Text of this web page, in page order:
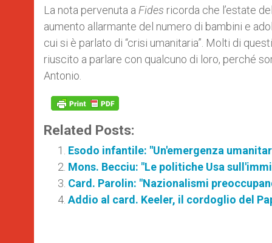
La nota pervenuta a Fides ricorda che l’estate
aumento allarmante del numero di bambini e
cui si è parlato di “crisi umanitaria”. Molti di
riuscito a parlare con qualcuno di loro, perché
Antonio.
Related Posts:
Esodo infantile: "Un'emergenza
Mons. Becciu: "Le politiche Usa
Card. Parolin: "Nazionalismi
Addio al card. Keeler, il cordoglio del